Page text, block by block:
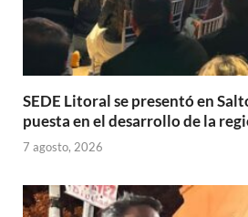
SEDE Litoral se presentó en
puesta en el desarrollo de la
7 agosto, 2026